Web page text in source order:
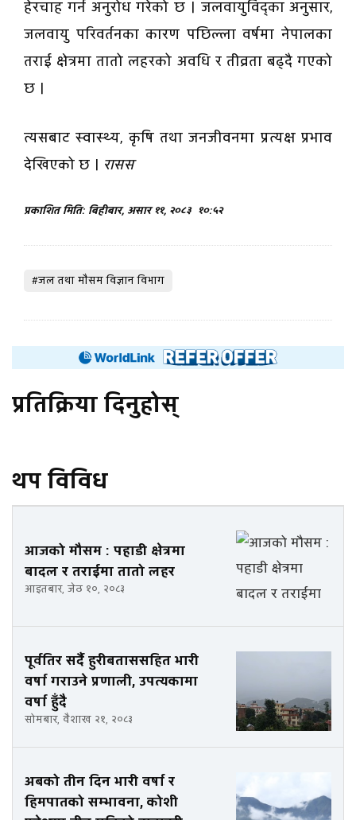
हेरचाह गर्न अनुरोध गरेको छ । जलवायुविद्का अनुसार,
जलवायु परिवर्तनका कारण पछिल्ला वर्षमा नेपालका
तराई क्षेत्रमा तातो लहरको अवधि र तीव्रता बढ्दै गएको
छ ।
त्यसबाट स्वास्थ्य, कृषि तथा जनजीवनमा प्रत्यक्ष प्रभाव
देखिएको छ । रासस
प्रकाशित मिति: बिहीबार, असार ११, २०८३ १०:५२
#जल तथा माैसम विज्ञान विभाग
प्रतिक्रिया दिनुहोस्
थप विविध
आजको मौसम : पहाडी क्षेत्रमा
बादल र तराईमा तातो लहर
आइतबार, जेठ १०, २०८३
पूर्वतिर सर्दै हुरीबताससहित भारी
वर्षा गराउने प्रणाली, उपत्यकामा
वर्षा हुँदै
सोमबार, वैशाख २१, २०८३
अबको तीन दिन भारी वर्षा र
हिमपातको सम्भावना, कोशी